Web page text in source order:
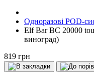
Одноразові POD-
Elf Bar BC 20000
виноград)
819 грн